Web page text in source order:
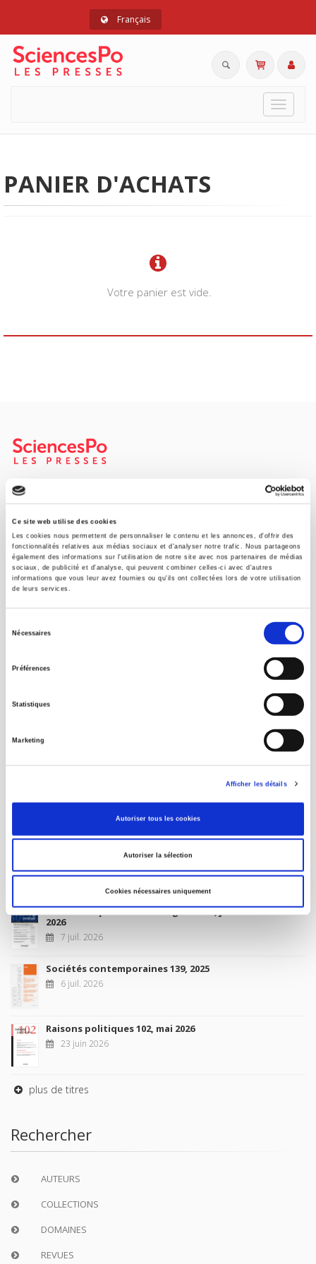
Ce site web utilise des cookies
Les cookies nous permettent de personnaliser le contenu et les annonces, d'offrir des
fonctionnalités relatives aux médias sociaux et d'analyser notre trafic. Nous partageons
également des informations sur l'utilisation de notre site avec nos partenaires de médias
sociaux, de publicité et d'analyse, qui peuvent combiner celles-ci avec d'autres
informations que vous leur avez fournies ou qu'ils ont collectées lors de votre utilisation
de leurs services.
Nécessaires
Préférences
Statistiques
Marketing
Afficher les détails
Autoriser tous les cookies
Autoriser la sélection
Cookies nécessaires uniquement
Français
Toggle
PANIER D'ACHATS
Votre panier est vide.
Maison d'édition dédiée aux sciences humaines et sociales, les
Presses de Sciences Po participent depuis leur création en 1976
à la transmission des savoirs et des idées
CONTACTS
FOREIGN RIGHTS
POUR LES LIBRAIRES
CONDITIONS GÉNÉRALES
À paraître
Revue française de science politique 76-2, avril-juin
10 juil. 2026
Revue française de sociologie 66 3/4, juillet-décembre
2026
7 juil. 2026
Sociétés contemporaines 139, 2025
6 juil. 2026
Raisons politiques 102, mai 2026
23 juin 2026
plus de titres
Rechercher
AUTEURS
COLLECTIONS
DOMAINES
REVUES